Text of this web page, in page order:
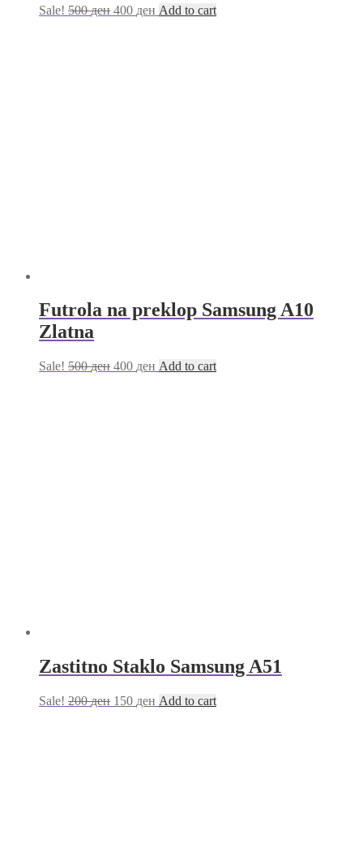
Sale! 500ден 400 ден Add to cart
Futrola na preklop Samsung A10
Zlatna
Sale! 500ден 400 ден Add to cart
Zastitno Staklo Samsung A51
Sale! 200ден 150 ден Add to cart